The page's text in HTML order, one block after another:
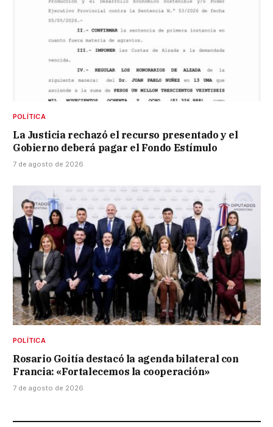
POLÍTICA
La Justicia rechazó el recurso presentado y el
Gobierno deberá pagar el Fondo Estímulo
7 de agosto de 2026
POLÍTICA
Rosario Goitía destacó la agenda bilateral con
Francia: «Fortalecemos la cooperación»
7 de agosto de 2026